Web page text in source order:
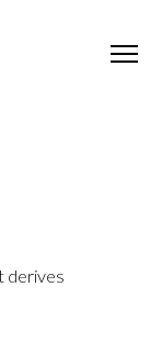
derives